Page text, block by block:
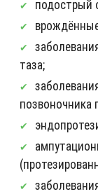
подострый
таза;
позвоночника